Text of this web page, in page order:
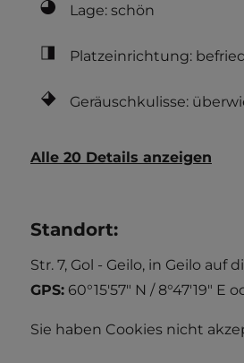
Lage: schön
Platzeinrichtung:
Geräuschkulisse:
Alle 20 Details anzeigen
Standort:
Str. 7, Gol - Geilo, in Geilo
GPS: 60°15'57" N / 8°47'19" E
Sie haben Cookies nicht